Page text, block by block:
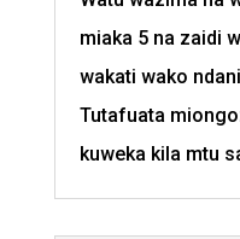
miaka 5 na zaidi
wakati wako ndani
Tutafuata
kuweka kila mtu